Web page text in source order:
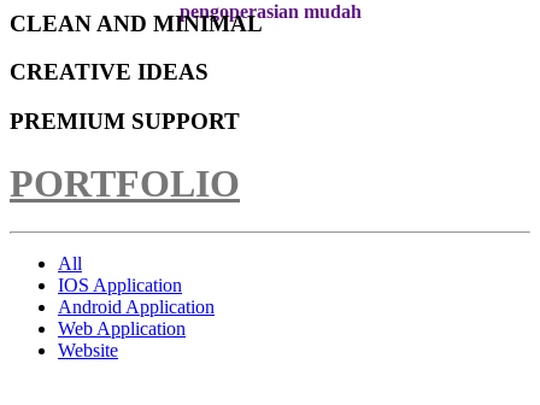
pengoperasian mudah
CLEAN AND MINIMAL
CREATIVE IDEAS
PREMIUM SUPPORT
PORTFOLIO
All
IOS Application
Android Application
Web Application
Website